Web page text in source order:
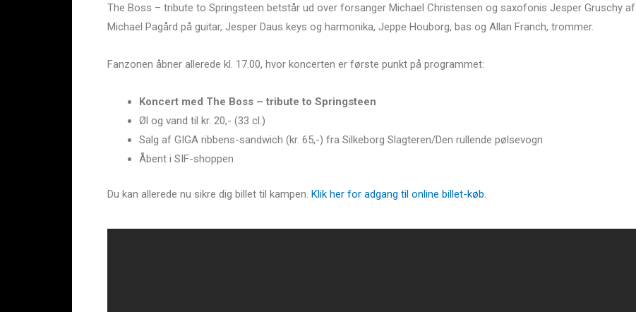
The Boss – tribute to Springsteen betstår ud over forsanger Michael Christensen og saxofonis Jesper Gruschy af
Michael Pagård på guitar, Jesper Daus keys og harmonika, Jeppe Houborg, bas og Allan Franch, trommer.
Fanzonen åbner allerede kl. 17.00, hvor koncerten er første punkt på programmet:
Koncert med The Boss – tribute to Springsteen
Øl og vand til kr. 20,- (33 cl.)
Salg af GIGA ribbens-sandwich (kr. 65,-) fra Silkeborg Slagteren/Den rullende pølsevogn
Åbent i SIF-shoppen
Du kan allerede nu sikre dig billet til kampen. Klik her for adgang til online billet-køb.